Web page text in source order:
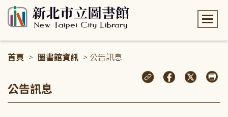
首頁 > 圖書館資訊 > 公告訊息
公告訊息